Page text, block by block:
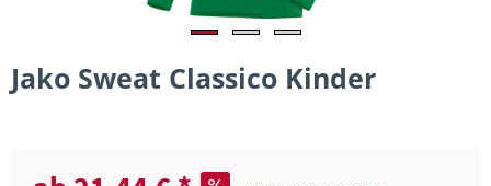
Jako Sweat Classico Kinder